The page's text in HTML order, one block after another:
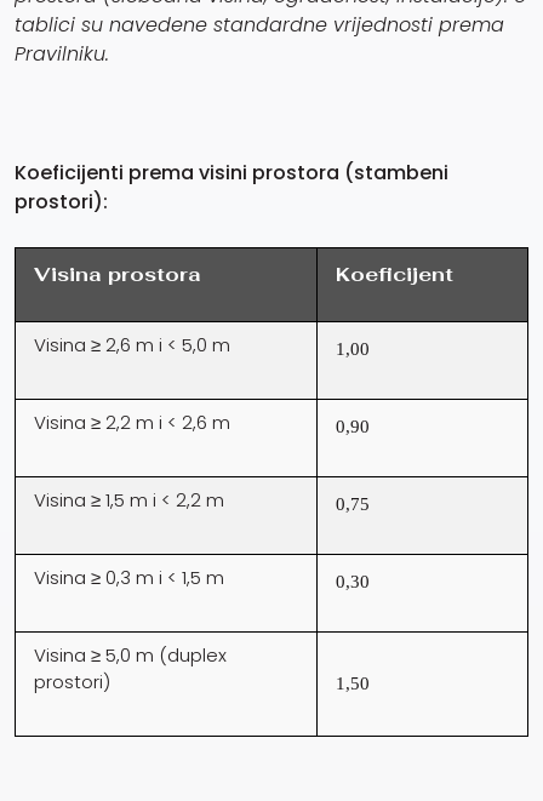
tablici su navedene standardne vrijednosti prema
Pravilniku.
Koeficijenti prema visini prostora (stambeni
prostori):
Visina prostora Koeficijent
Visina ≥ 2,6 m i < 5,0 m 1,00
Visina ≥ 2,2 m i < 2,6 m 0,90
Visina ≥ 1,5 m i < 2,2 m 0,75
Visina ≥ 0,3 m i < 1,5 m 0,30
Visina ≥ 5,0 m (duplex
prostori)
1,50